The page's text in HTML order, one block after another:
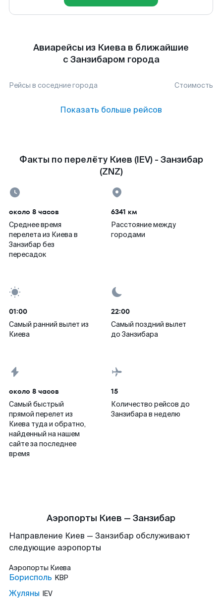
Авиарейсы из Киева в ближайшие
с Занзибаром города
Рейсы в соседние города Стоимость
Показать больше рейсов
Факты по перелёту Киев (IEV) - Занзибар
(ZNZ)
около 8 часов
Среднее время
перелета из Киева в
Занзибар без
пересадок
6341 км
Расстояние между
городами
01:00
Самый ранний вылет из
Киева
22:00
Самый поздний вылет
до Занзибара
около 8 часов
Самый быстрый
прямой перелет из
Киева туда и обратно,
найденный на нашем
сайте за последнее
время
15
Количество рейсов до
Занзибара в неделю
Аэропорты Киев — Занзибар
Направление Киев — Занзибар обслуживают
следующие аэропорты
Аэропорты Киева
Борисполь KBP
Жуляны IEV